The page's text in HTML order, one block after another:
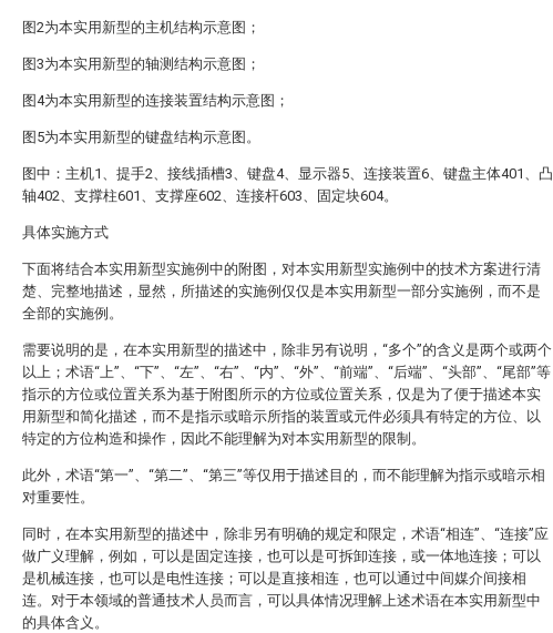
图2为本实用新型的主机结构示意图；
图3为本实用新型的轴测结构示意图；
图4为本实用新型的连接装置结构示意图；
图5为本实用新型的键盘结构示意图。
图中：主机1、提手2、接线插槽3、键盘4、显示器5、连接装置6、键盘主体401、凸
轴402、支撑柱601、支撑座602、连接杆603、固定块604。
具体实施方式
下面将结合本实用新型实施例中的附图，对本实用新型实施例中的技术方案进行清
楚、完整地描述，显然，所描述的实施例仅仅是本实用新型一部分实施例，而不是
全部的实施例。
需要说明的是，在本实用新型的描述中，除非另有说明，“多个”的含义是两个或两个
以上；术语“上”、“下”、“左”、“右”、“内”、“外”、“前端”、“后端”、“头部”、“尾部”等
指示的方位或位置关系为基于附图所示的方位或位置关系，仅是为了便于描述本实
用新型和简化描述，而不是指示或暗示所指的装置或元件必须具有特定的方位、以
特定的方位构造和操作，因此不能理解为对本实用新型的限制。
此外，术语“第一”、“第二”、“第三”等仅用于描述目的，而不能理解为指示或暗示相
对重要性。
同时，在本实用新型的描述中，除非另有明确的规定和限定，术语“相连”、“连接”应
做广义理解，例如，可以是固定连接，也可以是可拆卸连接，或一体地连接；可以
是机械连接，也可以是电性连接；可以是直接相连，也可以通过中间媒介间接相
连。对于本领域的普通技术人员而言，可以具体情况理解上述术语在本实用新型中
的具体含义。